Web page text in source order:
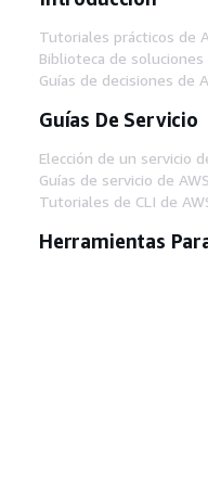
Tutoriales prácticos de
Biblioteca de soluciones
Guías de decisiones de
Guías De Servicio
Elección de un servicio
Guías de servicio de AWS
Tutoriales de CLI de
Herramientas